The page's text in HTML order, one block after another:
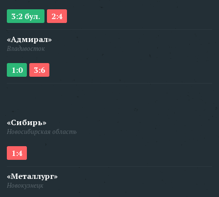
3:2 бул. 2:4
«Адмирал»
Владивосток
1:0 3:6
«Сибирь»
Новосибирская область
1:4
«Металлург»
Новокузнецк